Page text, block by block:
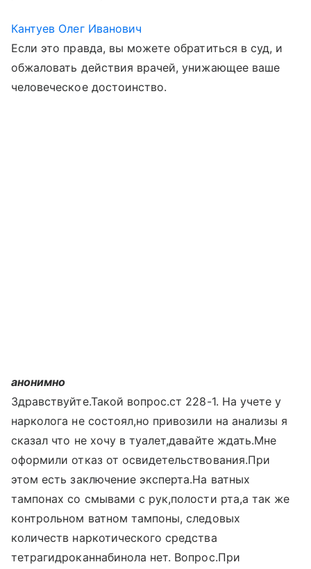
Кантуев Олег Иванович
Если это правда, вы можете обратиться в суд, и
обжаловать действия врачей, унижающее ваше
человеческое достоинство.
анонимно
Здравствуйте.Такой вопрос.ст 228-1. На учете у
нарколога не состоял,но привозили на анализы я
сказал что не хочу в туалет,давайте ждать.Мне
оформили отказ от освидетельствования.При
этом есть заключение эксперта.На ватных
тампонах со смывами с рук,полости рта,а так же
контрольном ватном тампоны, следовых
количеств наркотического средства
тетрагидроканнабинола нет. Вопрос.При